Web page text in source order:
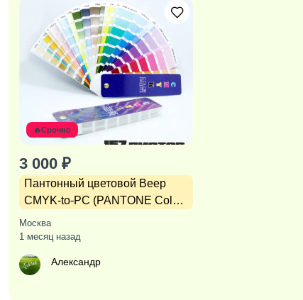
🔥Срочно
3 000 ₽
Пантонный цветовой Веер
CMYK-to-PC (PANTONE Color
Bridge)
Москва
1 месяц назад
Александр